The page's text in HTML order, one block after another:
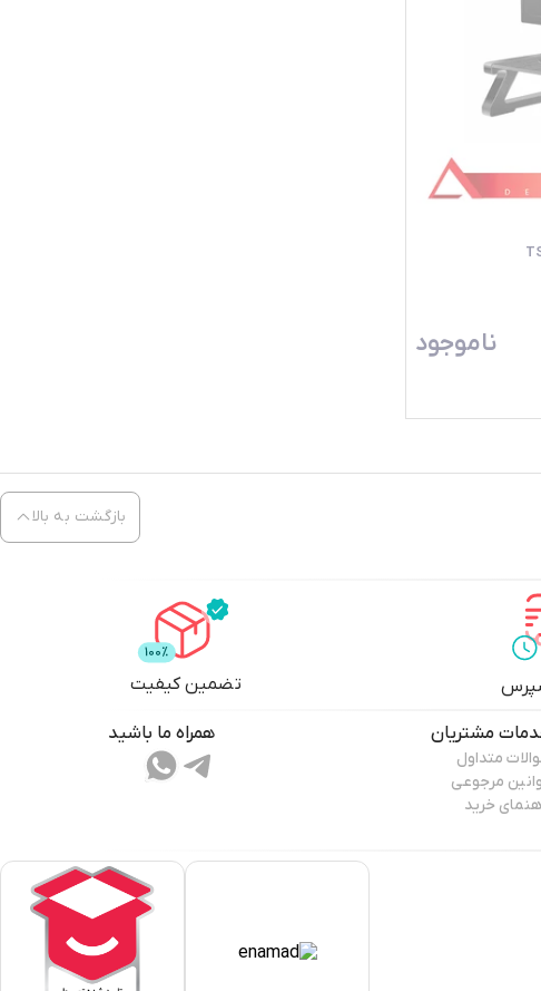
ناموجود
بازگشت به بالا
تضمین کیفیت
مشتریان
متداول
مرجوعی
خرید
همراه ما باشید